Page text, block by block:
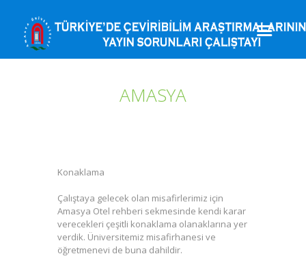
AMASYA
Konaklama
Çalıştaya gelecek olan misafirlerimiz için
Amasya Otel rehberi sekmesinde kendi karar
verecekleri çeşitli konaklama olanaklarına yer
verdik. Üniversitemiz misafirhanesi ve
öğretmenevi de buna dahildir.